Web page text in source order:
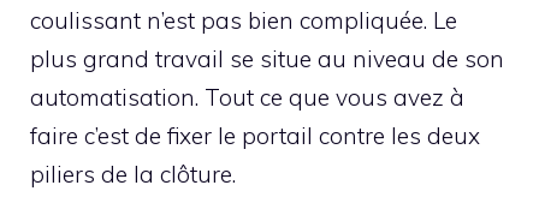
coulissant n’est pas bien compliquée. Le
plus grand travail se situe au niveau de son
automatisation. Tout ce que vous avez à
faire c’est de fixer le portail contre les deux
piliers de la clôture.